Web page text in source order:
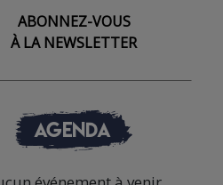
ABONNEZ-VOUS
À LA NEWSLETTER
AGENDA